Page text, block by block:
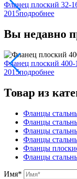
Фланец плоский 32-
2015подробнее
Вы недавно
Фланец плоский
2015подробнее
Товар из
Фланцы
Фланцы
Фланцы
Фланцы
Фланцы
Фланцы
Имя*